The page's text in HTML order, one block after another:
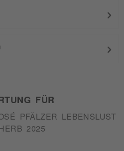
FÜR
PFÄLZER LEBENSLUST
2025